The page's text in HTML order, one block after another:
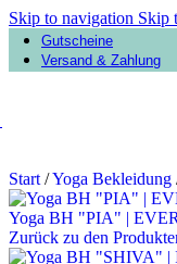
Skip to navigation Skip
Gutscheine
Versand & Zahlung
Start /Yoga Bekleidung
Yoga BH "PIA" |
Zurück zu den